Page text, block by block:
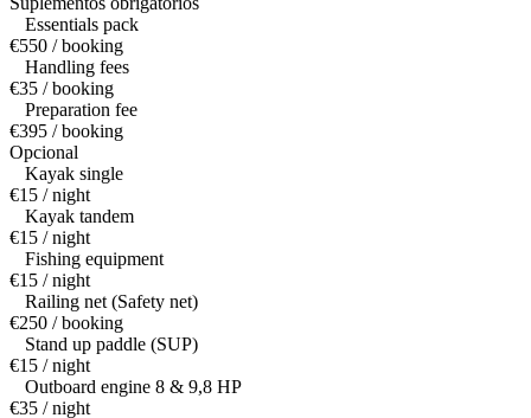
Essentials pack
€550 / booking
Handling fees
€35 / booking
Preparation fee
€395 / booking
Opcional
Kayak single
€15 / night
Kayak tandem
€15 / night
Fishing equipment
€15 / night
Railing net (Safety net)
€250 / booking
Stand up paddle (SUP)
€15 / night
Outboard engine 8 & 9,8 HP
€35 / night